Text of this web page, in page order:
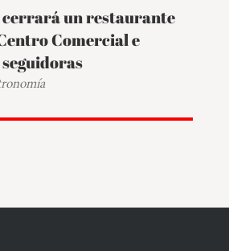
un restaurante
Comercial e